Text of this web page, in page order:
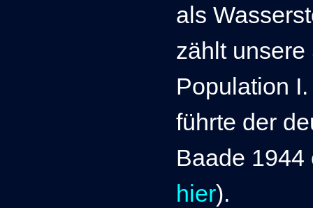
als
zählt
Population
führte der
Baade 1944
hier).